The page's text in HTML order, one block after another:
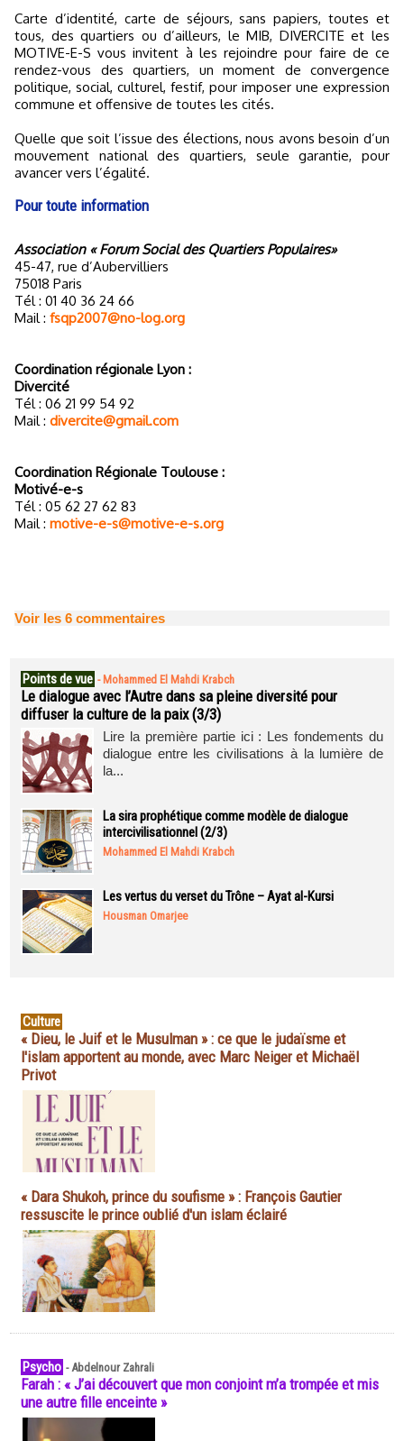
Carte d’identité, carte de séjours, sans papiers, toutes et
tous, des quartiers ou d’ailleurs, le MIB, DIVERCITE et les
MOTIVE-E-S vous invitent à les rejoindre pour faire de ce
rendez-vous des quartiers, un moment de convergence
politique, social, culturel, festif, pour imposer une expression
commune et offensive de toutes les cités.
Quelle que soit l’issue des élections, nous avons besoin d’un
mouvement national des quartiers, seule garantie, pour
avancer vers l’égalité.
Pour toute information
Association « Forum Social des Quartiers Populaires»
45-47, rue d’Aubervilliers
75018 Paris
Tél : 01 40 36 24 66
Mail : fsqp2007@no-log.org
Coordination régionale Lyon :
Divercité
Tél : 06 21 99 54 92
Mail : divercite@gmail.com
Coordination Régionale Toulouse :
Motivé-e-s
Tél : 05 62 27 62 83
Mail : motive-e-s@motive-e-s.org
Voir les 6 commentaires
Points de vue - Mohammed El Mahdi Krabch
Le dialogue avec l’Autre dans sa pleine diversité pour
diffuser la culture de la paix (3/3)
Lire la première partie ici : Les fondements du
dialogue entre les civilisations à la lumière de
la...
La sira prophétique comme modèle de dialogue
intercivilisationnel (2/3)
Mohammed El Mahdi Krabch
Les vertus du verset du Trône – Ayat al-Kursi
Housman Omarjee
Culture
« Dieu, le Juif et le Musulman » : ce que le judaïsme et
l'islam apportent au monde, avec Marc Neiger et Michaël
Privot
« Dara Shukoh, prince du soufisme » : François Gautier
ressuscite le prince oublié d'un islam éclairé
Psycho -Abdelnour Zahrali
Farah : « J’ai découvert que mon conjoint m’a trompée et mis
une autre fille enceinte »